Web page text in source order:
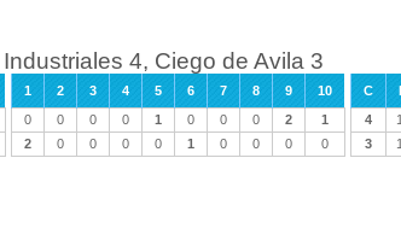
Industriales 4, Ciego de Avila 3
1 2 3 4 5 6 7 8 9 10 C
0 0 0 0 1 0 0 0 2 1 4
2 0 0 0 0 1 0 0 0 0 3